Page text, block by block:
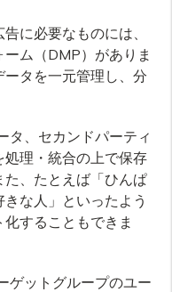
に必要なものには、
ム（DMP）がありま
タを一元管理し、分
タ、セカンドパーティ
理・統合の上で保存
た、たとえば「ひんぱ
な人」といったよう
することもできま
ゲットグループのユー